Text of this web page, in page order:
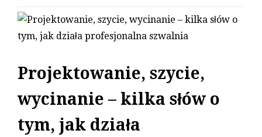
Projektowanie, szycie,
wycinanie – kilka słów o
tym, jak działa